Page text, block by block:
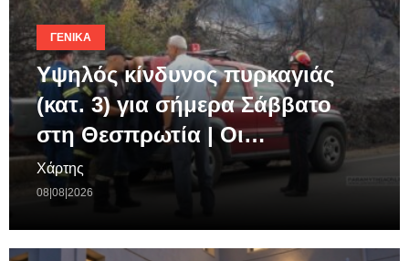
ΓΕΝΙΚΆ
Υψηλός κίνδυνος πυρκαγιάς
(κατ. 3) για σήμερα Σάββατο
στη Θεσπρωτία | Οι…
Χάρτης
08|08|2026